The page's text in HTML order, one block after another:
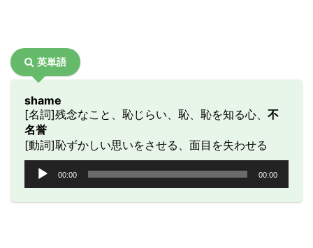
英単語
shame
[名詞]残念なこと、恥じらい、恥、恥を知る心、 不
名誉
[動詞]恥ずかしい思いをさせる、面目を失わせる
00:00 00:00